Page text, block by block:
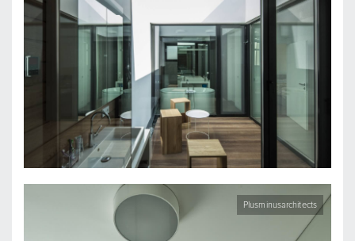
Plusminusarchitects